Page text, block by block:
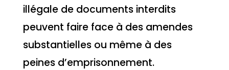
illégale de documents interdits
peuvent faire face à des amendes
substantielles ou même à des
peines d’emprisonnement.